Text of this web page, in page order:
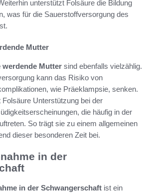
unterstützt Folsäure die Bildung
was für die Sauerstoffversorgung des
Mutter
werdende Mutter sind ebenfalls vielzählig.
kann das Risiko von
wie Präeklampsie, senken.
Folsäure Unterstützung bei der
die häufig in der
So trägt sie zu einem allgemeinen
dieser besonderen Zeit bei.
in der
in der Schwangerschaft ist ein